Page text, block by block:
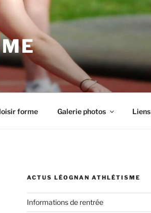
forme Galerie photos Liens
ACTUS LÉOGNAN ATHLÉTISME
Informations de rentrée